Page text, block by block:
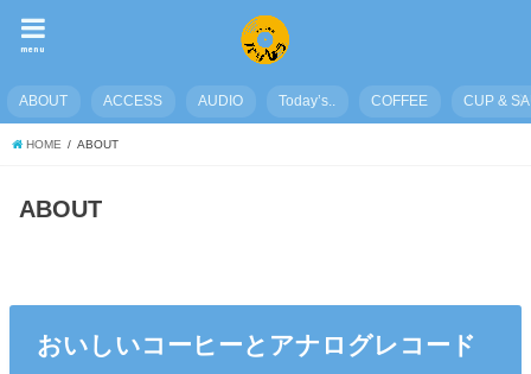
menu
ABOUT ACCESS AUDIO Today’s.. COFFEE CUP &
HOME ABOUT
ABOUT
おいしいコーヒーとアナログレコード